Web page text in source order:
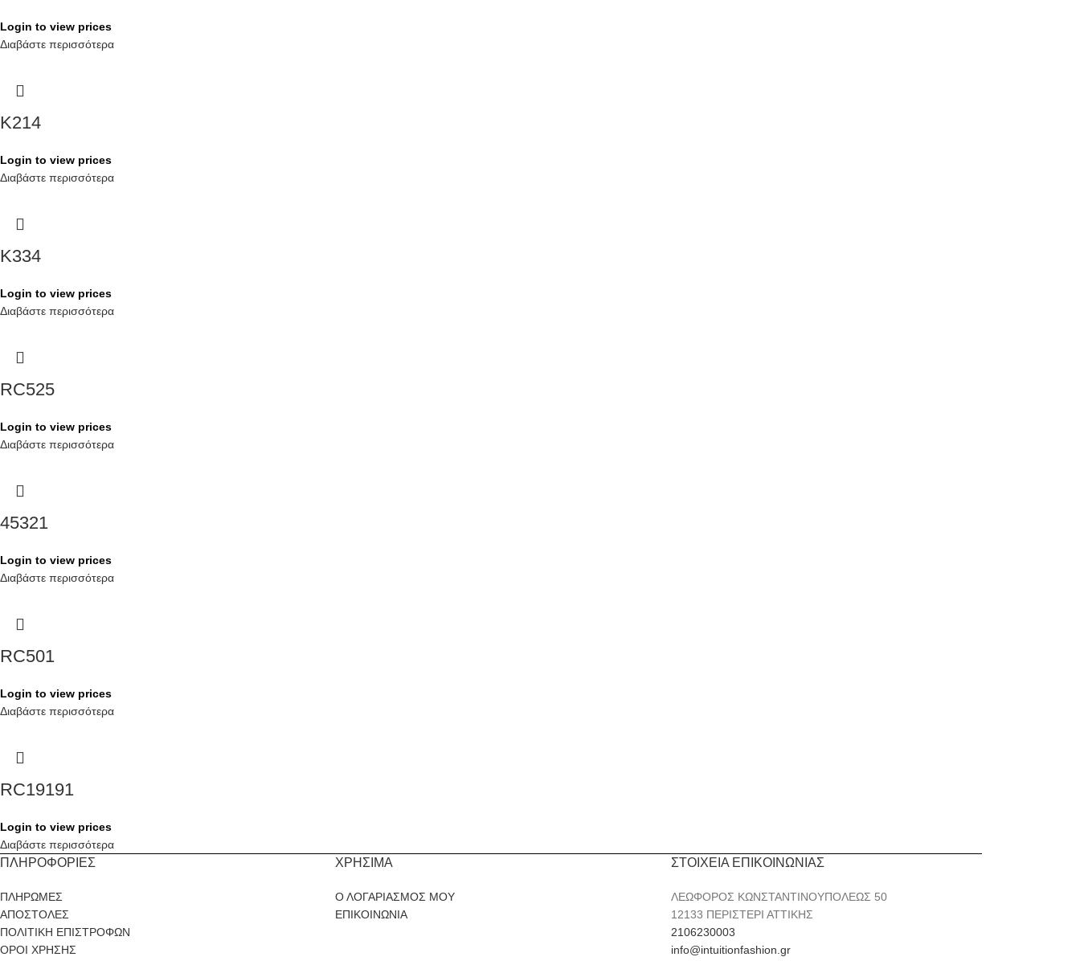
Login to view prices
Διαβάστε περισσότερα
K214
Login to view prices
Διαβάστε περισσότερα
K334
Login to view prices
Διαβάστε περισσότερα
RC525
Login to view prices
Διαβάστε περισσότερα
45321
Login to view prices
Διαβάστε περισσότερα
RC501
Login to view prices
Διαβάστε περισσότερα
RC19191
Login to view prices
Διαβάστε περισσότερα
ΠΛΗΡΟΦΟΡΙΕΣ
ΠΛΗΡΩΜΕΣ
ΑΠΟΣΤΟΛΕΣ
ΠΟΛΙΤΙΚΗ ΕΠΙΣΤΡΟΦΩΝ
ΟΡΟΙ ΧΡΗΣΗΣ
ΧΡΗΣΙΜΑ
Ο ΛΟΓΑΡΙΑΣΜΟΣ ΜΟΥ
ΕΠΙΚΟΙΝΩΝΙΑ
ΣΤΟΙΧΕΙΑ ΕΠΙΚΟΙΝΩΝΙΑΣ
ΛΕΩΦΟΡΟΣ ΚΩΝΣΤΑΝΤΙΝΟΥΠΟΛΕΩΣ 50
12133 ΠΕΡΙΣΤΕΡΙ ΑΤΤΙΚΗΣ
2106230003
info@intuitionfashion.gr